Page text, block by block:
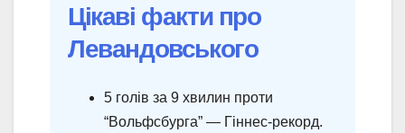
Цікаві факти про
Левандовського
5 голів за 9 хвилин проти
“Вольфсбурга” — Гіннес-рекорд.